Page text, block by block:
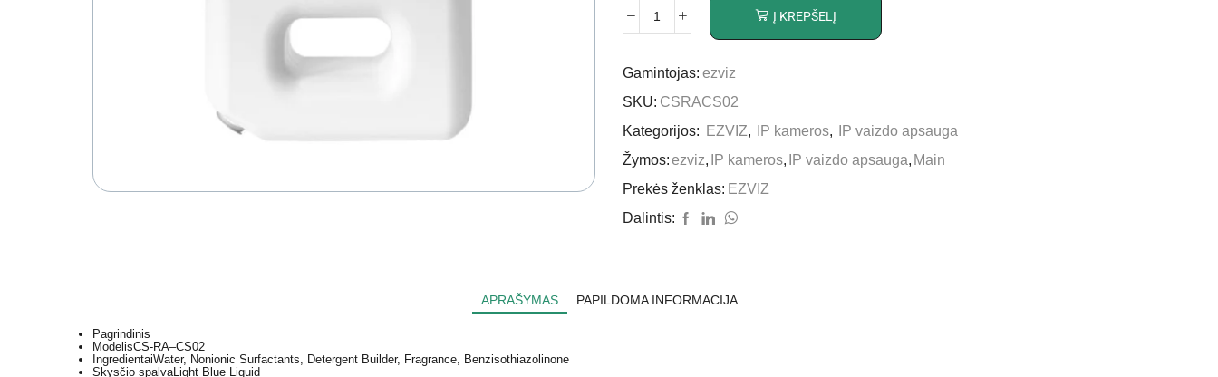
Į KREPŠELĮ
Gamintojas: ezviz
SKU: CSRACS02
Kategorijos:
EZVIZ, IP kameros,
IP vaizdo apsauga
Žymos:ezviz, IP kameros, IP vaizdo apsauga, Main
Prekės ženklas: EZVIZ
Dalintis:
APRAŠYMAS PAPILDOMA INFORMACIJA
Pagrindinis
ModelisCS-RA–CS02
IngredientaiWater, Nonionic Surfactants, Detergent Builder, Fragrance, Benzisothiazolinone
Skysčio spalvaLight Blue Liquid